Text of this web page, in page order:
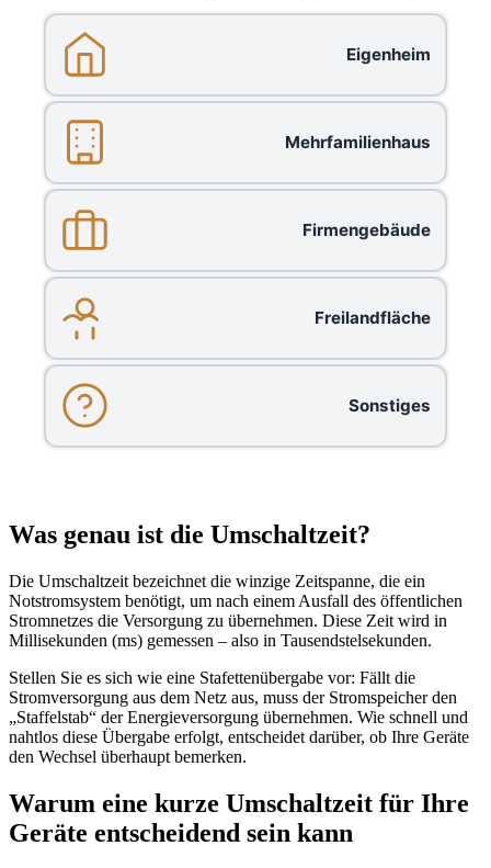
Eigenheim
Mehrfamilienhaus
Firmengebäude
Freilandfläche
Sonstiges
Was genau ist die Umschaltzeit?
Die Umschaltzeit bezeichnet die winzige Zeitspanne, die ein
Notstromsystem benötigt, um nach einem Ausfall des öffentlichen
Stromnetzes die Versorgung zu übernehmen. Diese Zeit wird in
Millisekunden (ms) gemessen – also in Tausendstelsekunden.
Stellen Sie es sich wie eine Stafettenübergabe vor: Fällt die
Stromversorgung aus dem Netz aus, muss der Stromspeicher den
„Staffelstab“ der Energieversorgung übernehmen. Wie schnell und
nahtlos diese Übergabe erfolgt, entscheidet darüber, ob Ihre Geräte
den Wechsel überhaupt bemerken.
Warum eine kurze Umschaltzeit für Ihre
Geräte entscheidend sein kann